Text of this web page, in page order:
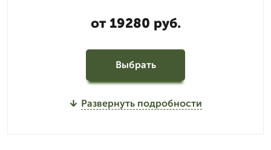
от 19280 руб.
Выбрать
Развернуть подробности